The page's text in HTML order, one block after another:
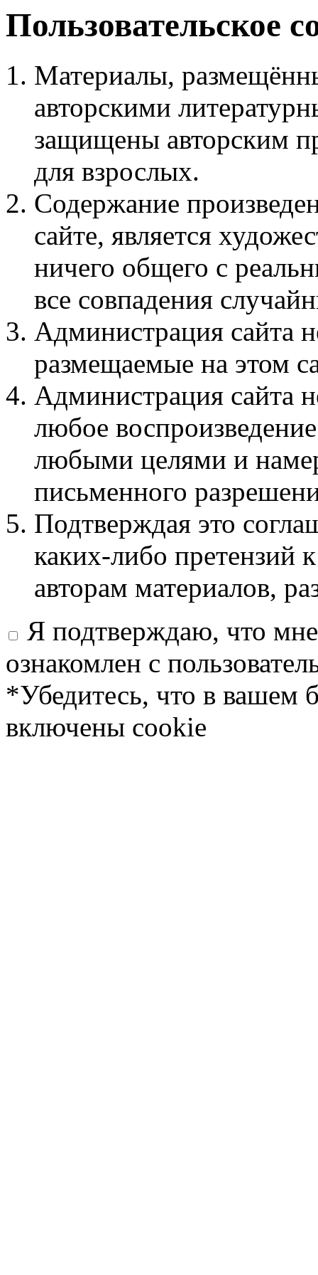
Пользовательское
Материалы,
авторскими
защищены авторским
для взрослых.
Содержание
сайте, является
ничего общего с
все совпадения
Администрация сайта
размещаемые на этом
Администрация сайта
любое
любыми целями и
письменного
Подтверждая это
каких-либо претензий
авторам материалов,
Я подтверждаю, что
ознакомлен с
*Убедитесь, что в вашем
включены cookie